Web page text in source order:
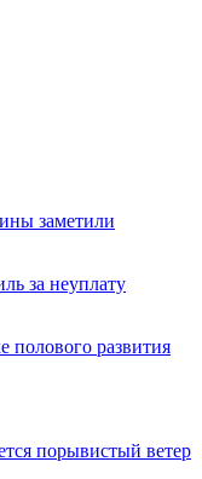
заметили
за неуплату
полового развития
порывистый ветер